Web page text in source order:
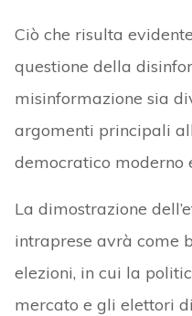
Ciò che risulta
questione della
misinformazione sia
argomenti principali
democratico moderno
La dimostrazione
intraprese avrà come
elezioni, in cui la
mercato e gli elettori